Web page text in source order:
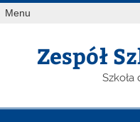
Menu
Zespół